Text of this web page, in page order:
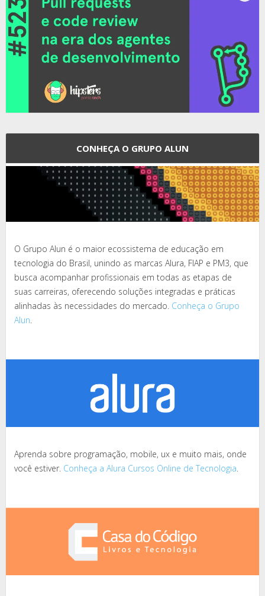
CONHEÇA O GRUPO ALUN
O Grupo Alun é o maior ecossistema de educação em
tecnologia do Brasil, unindo as marcas Alura, FIAP e PM3, que
busca acompanhar profissionais em todas as etapas de
suas carreiras, oferecendo soluções integradas e práticas
alinhadas às necessidades do mercado. Conheça o Grupo
Alun.
Aprenda sobre programação, mobile, ux e muito mais, onde
você estiver. Conheça a Alura Cursos Online de Tecnologia.